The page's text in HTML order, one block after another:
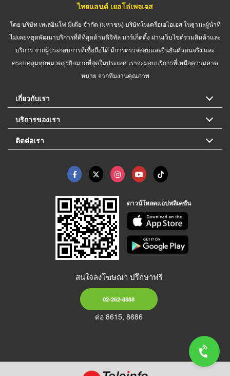
ไทยแลนด์ เยลโล่เพจเจส
โดย บริษัท เทเลอินโฟ มีเดีย จำกัด (มหาชน) บริษัทในเครือเอไอเอส ในฐานะผู้นำที่
ไม่เคยหยุดพัฒนาบริการที่ดีที่สุดด้านดิจิทัล มาร์เก็ตติ้ง ผ่านเว็บไซต์รวมสินค้าและ
บริการ จากผู้ประกอบการที่เชื่อถือได้ มีการตรวจสอบและยืนยันตัวตนจริง และ
ครอบคลุมทุกหมวดธุรกิจมากที่สุดในประเทศ เราจะมอบบริการที่เหนือความคาด
หมาย จากทีมงานคุณภาพ
เกี่ยวกับเรา
บริการของเรา
ติดต่อเรา
ดาวน์โหลดแอปพลิเคชัน
สนใจลงโฆษณา ปรึกษาฟรี
02-262-8888
ต่อ 8615, 8686